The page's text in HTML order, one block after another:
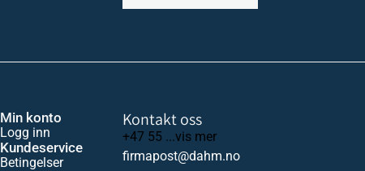
Min konto
Logg inn
Kundeservice
Betingelser
Kontakt oss
+47 55 ...vis mer
firmapost@dahm.no